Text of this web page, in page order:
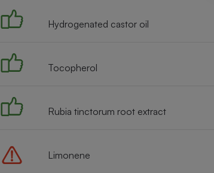
Hydrogenated castor oil
Tocopherol
Rubia tinctorum root extract
Limonene